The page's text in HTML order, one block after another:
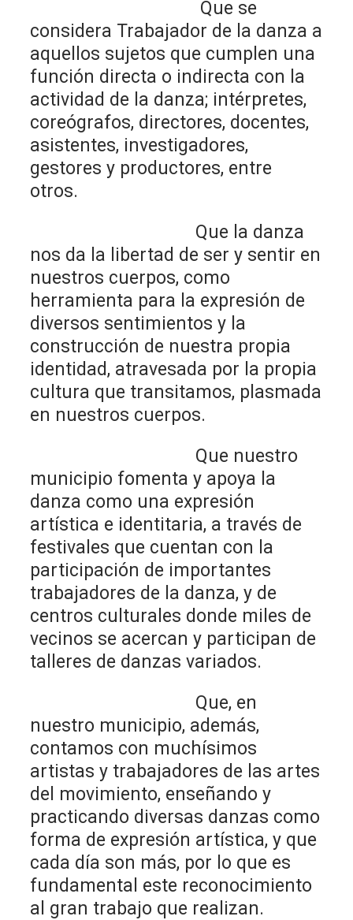
Que se
considera Trabajador de la danza a
aquellos sujetos que cumplen una
función directa o indirecta con la
actividad de la danza; intérpretes,
coreógrafos, directores, docentes,
asistentes, investigadores,
gestores y productores, entre
otros.
Que la danza
nos da la libertad de ser y sentir en
nuestros cuerpos, como
herramienta para la expresión de
diversos sentimientos y la
construcción de nuestra propia
identidad, atravesada por la propia
cultura que transitamos, plasmada
en nuestros cuerpos.
Que nuestro
municipio fomenta y apoya la
danza como una expresión
artística e identitaria, a través de
festivales que cuentan con la
participación de importantes
trabajadores de la danza, y de
centros culturales donde miles de
vecinos se acercan y participan de
talleres de danzas variados.
Que, en
nuestro municipio, además,
contamos con muchísimos
artistas y trabajadores de las artes
del movimiento, enseñando y
practicando diversas danzas como
forma de expresión artística, y que
cada día son más, por lo que es
fundamental este reconocimiento
al gran trabajo que realizan.